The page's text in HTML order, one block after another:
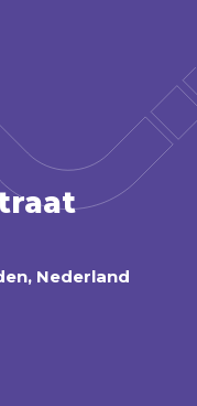
Nederland